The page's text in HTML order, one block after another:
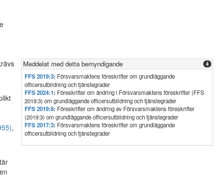
,
Meddelat med detta bemyndigande 4
FFS 2019:3: Försvarsmaktens föreskrifter om grundläggande
officersutbildning och tjänstegrader
FFS 2024:1: Föreskrifter om ändring i Försvarsmaktens föreskrifter (FFS
2019:3) om grundläggande officersutbildning och tjänstegrader
FFS 2019:8: Föreskrifter om ändring av Försvarsmaktens föreskrifter
(2019:3) om grundläggande officersutbildning och tjänstegrader
FFS 2017:3: Försvarsmaktens föreskrifter om grundläggande
officersutbildning och tjänstegrader